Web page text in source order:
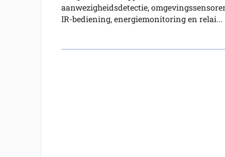
aanwezigheidsdetectie,
IR-bediening, energiemonitoring en relai...